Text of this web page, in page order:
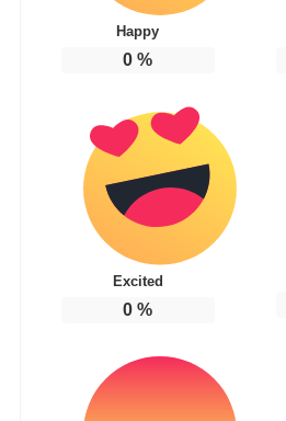
Happy
0 %
Excited
0 %